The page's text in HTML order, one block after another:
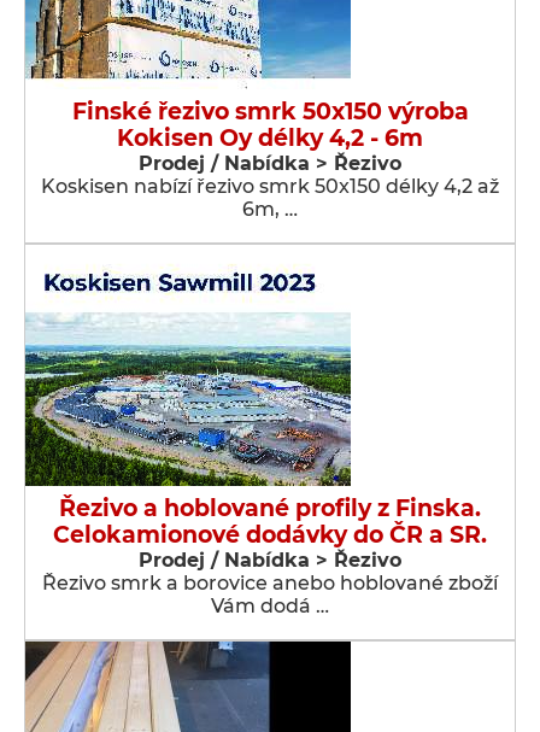
Finské řezivo smrk 50x150 výroba
Kokisen Oy délky 4,2 - 6m
Prodej / Nabídka > Řezivo
Koskisen nabízí řezivo smrk 50x150 délky 4,2 až
6m, …
Řezivo a hoblované profily z Finska.
Celokamionové dodávky do ČR a SR.
Prodej / Nabídka > Řezivo
Řezivo smrk a borovice anebo hoblované zboží
Vám dodá …